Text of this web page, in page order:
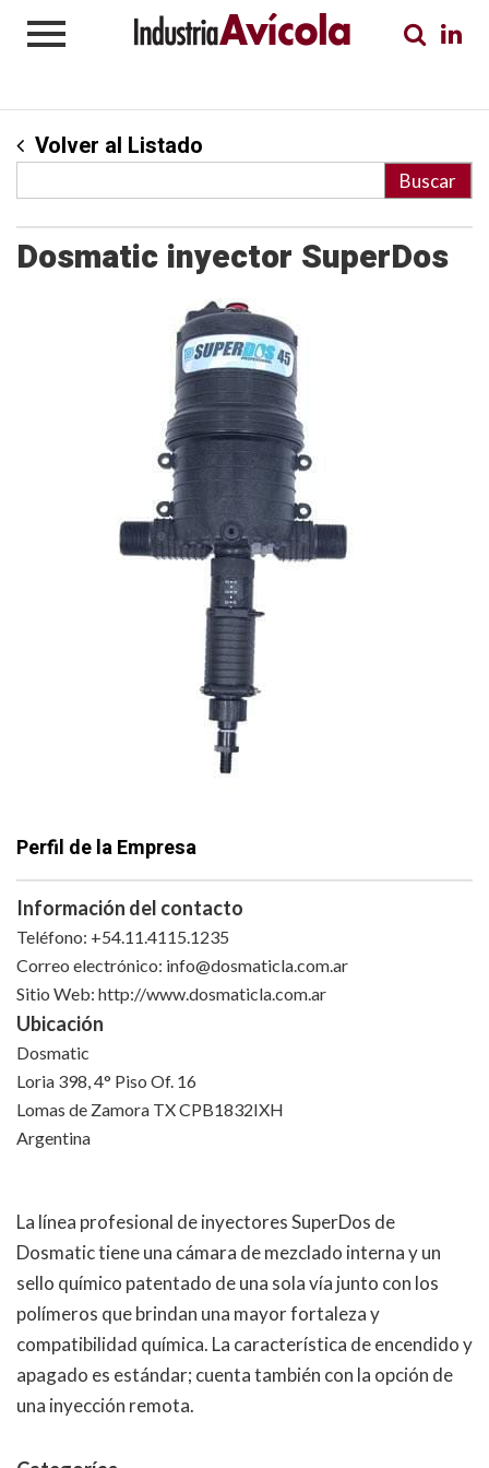
Volver al Listado
Dosmatic inyector SuperDos
Perfil de la Empresa
Información del contacto
Teléfono: +54.11.4115.1235
Correo electrónico: info@dosmaticla.com.ar
Sitio Web: http://www.dosmaticla.com.ar
Ubicación
Dosmatic
Loria 398, 4° Piso Of. 16
Lomas de Zamora TX CPB1832IXH
Argentina
La línea profesional de inyectores SuperDos de
Dosmatic tiene una cámara de mezclado interna y un
sello químico patentado de una sola vía junto con los
polímeros que brindan una mayor fortaleza y
compatibilidad química. La característica de encendido y
apagado es estándar; cuenta también con la opción de
una inyección remota.